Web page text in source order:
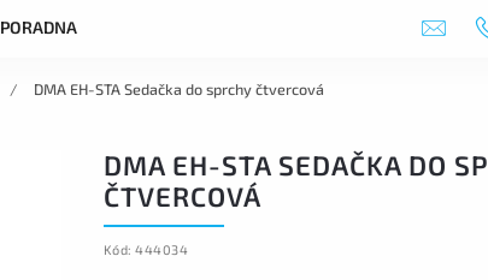
PORADNA
/ DMA EH-STA Sedačka do sprchy čtvercová
DMA EH-STA SEDAČKA DO
ČTVERCOVÁ
Kód: 444034